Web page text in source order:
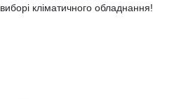
кліматичного обладнання!